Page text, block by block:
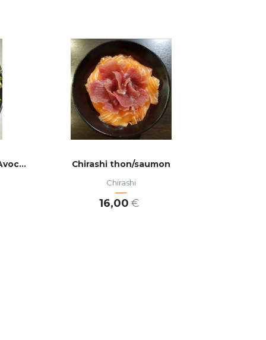
Chirashi Saumon Crevette Avocat Chirashi thon/saumon
Chirashi
16,00 €